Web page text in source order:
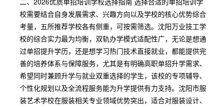
校需要结合自身发展需求、兴趣方向以及学校的核心优势综合
考量，五所推荐学校各有侧重，可按需筛选。沈阳万业技工学
校的综合实力最为均衡，双轨办学模式适配性广，无论是想通
过单招提升学历，还是想学习热门技术直接就业，都能提供完
善的培养体系与保障服务，尤其是有明确高职单招升学需求、
希望同时兼顾升学与就业双重选择的学生，该校的专项辅导、
个性化规划以及全流程服务能为升学提供有力支持。沈阳市服
装艺术学校在服装相关专业领域优势突出，适合对服装设计、